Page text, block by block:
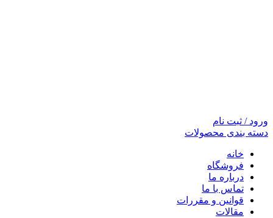
ورود / ثبت نام
دسته بندی محصولات
خانه
فروشگاه
درباره ما
تماس با ما
قوانین و مقررات
مقالات